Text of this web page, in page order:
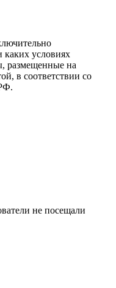
условиях
размещенные на
в соответствии со
не посещали